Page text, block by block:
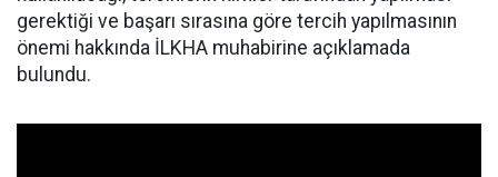
gerektiği ve başarı sırasına göre tercih yapılmasının
önemi hakkında İLKHA muhabirine açıklamada
bulundu.